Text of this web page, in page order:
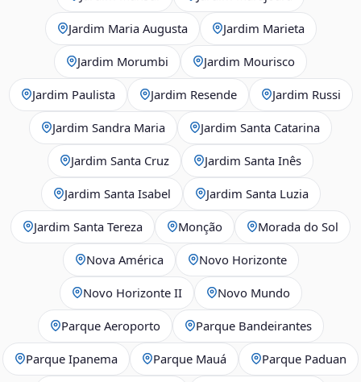
Jardim Maria Augusta Jardim Marieta
Jardim Morumbi Jardim Mourisco
Jardim Paulista Jardim Resende Jardim Russi
Jardim Sandra Maria Jardim Santa Catarina
Jardim Santa Cruz Jardim Santa Inês
Jardim Santa Isabel Jardim Santa Luzia
Jardim Santa Tereza Monção Morada do Sol
Nova América Novo Horizonte
Novo Horizonte II Novo Mundo
Parque Aeroporto Parque Bandeirantes
Parque Ipanema Parque Mauá Parque Paduan